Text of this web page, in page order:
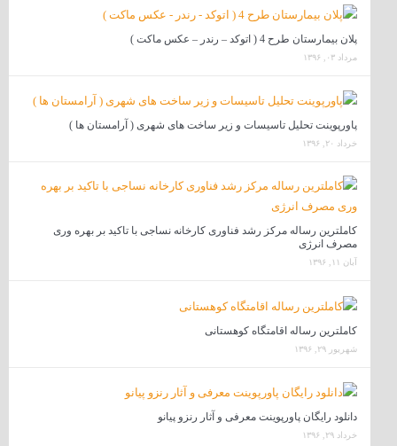
پلان بیمارستان طرح 4 ( اتوکد – رندر – عکس ماکت )
مرداد ۰۳, ۱۳۹۶
پاورپوینت تحلیل تاسیسات و زیر ساخت های شهری ( آرامستان ها )
خرداد ۲۰, ۱۳۹۶
کاملترین رساله مرکز رشد فناوری کارخانه نساجی با تاکید بر بهره وری
مصرف انرژی
آبان ۱۱, ۱۳۹۶
کاملترین رساله اقامتگاه کوهستانی
شهریور ۲۹, ۱۳۹۶
دانلود رایگان پاورپوینت معرفی و آثار رنزو پیانو
خرداد ۲۹, ۱۳۹۶